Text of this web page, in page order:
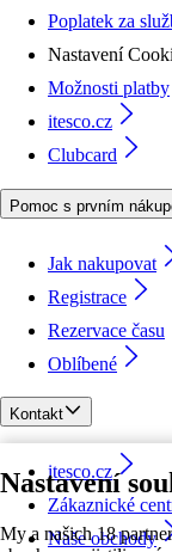
Nastavení
My a našich 18
Poplatek za
Nastavení
Možnosti platby
itesco.cz
Clubcard
Pomoc s prvním
Jak nakupovat
Registrace
Rezervace času
Oblíbené
Kontakt
itesco.cz
Zákaznické
Naše obchody